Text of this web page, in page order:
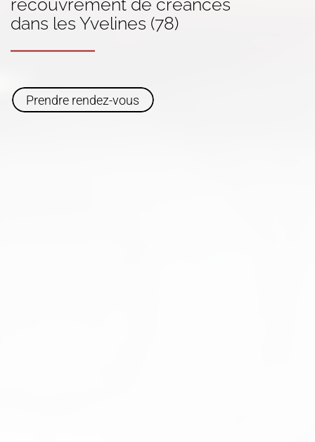
recouvrement de créances
dans les Yvelines (78)
Prendre rendez-vous